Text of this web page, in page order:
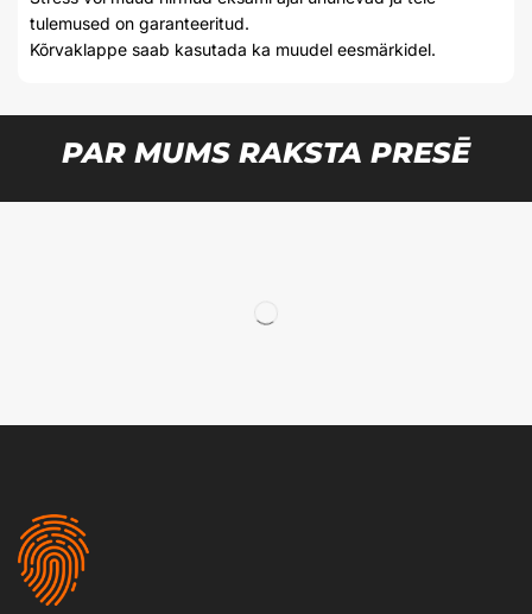
tulemused on garanteeritud.
Kõrvaklappe saab kasutada ka muudel eesmärkidel.
PAR MUMS RAKSTA PRESĒ